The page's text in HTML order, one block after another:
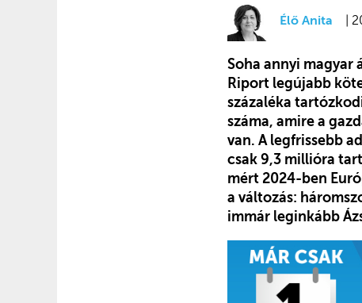
Élő Anita |
Soha annyi magyar
Riport legújabb
százaléka
száma, amire a
van. A legfrissebb
csak 9,3 millióra
mért 2024-ben
a változás:
immár leginkább